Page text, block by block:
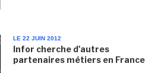
LE 22 JUIN 2012
Infor cherche d'autres
partenaires métiers en France